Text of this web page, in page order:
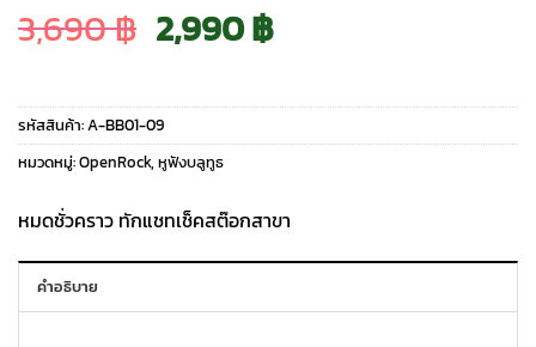
3,690฿ Original
price
was:
3,690 ฿.
2,990฿Current
price
2,990 ฿.
รหัสสินค้า:A-BB01-09
หมวดหมู่:OpenRock, หูฟังบลูทูธ
หมดชั่วคราว ทักแชทเช็คสต๊อกสาขา
คำอธิบาย